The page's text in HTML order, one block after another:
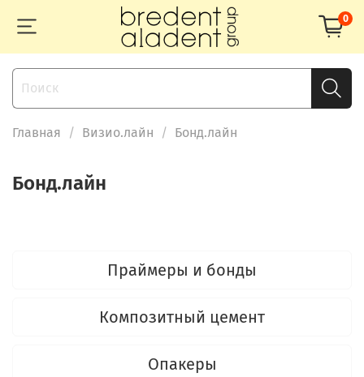
0
Главная Визио.лайн Бонд.лайн
Бонд.лайн
Праймеры и бонды
Композитный цемент
Опакеры